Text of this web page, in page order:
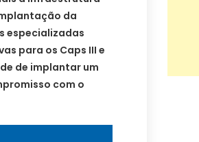
da
especializadas
para os Caps III e
de implantar um
com o